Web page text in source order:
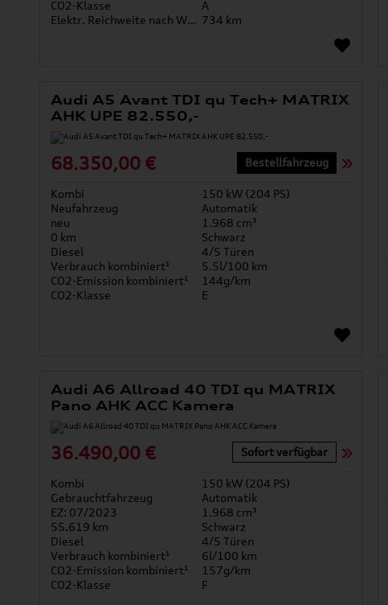
CO2-Klasse
A
Elektr. Reichweite nach WLTP* 734 km
Audi A5 Avant TDI qu Tech+ MATRIX
AHK UPE 82.550,-
68.350,00 € Bestellfahrzeug
Kombi
150 kW (204 PS)
Neufahrzeug
Automatik
neu
1.968 cm³
0 km
Schwarz
Diesel
4/5 Türen
Verbrauch kombiniert¹
5.5l/100 km
CO2-Emission kombiniert¹
144g/km
CO2-Klasse
E
Audi A6 Allroad 40 TDI qu MATRIX
Pano AHK ACC Kamera
36.490,00 € Sofort verfügbar
Kombi
150 kW (204 PS)
Gebrauchtfahrzeug
Automatik
EZ: 07/2023
1.968 cm³
55.619 km
Schwarz
Diesel
4/5 Türen
Verbrauch kombiniert¹
6l/100 km
CO2-Emission kombiniert¹
157g/km
CO2-Klasse
F